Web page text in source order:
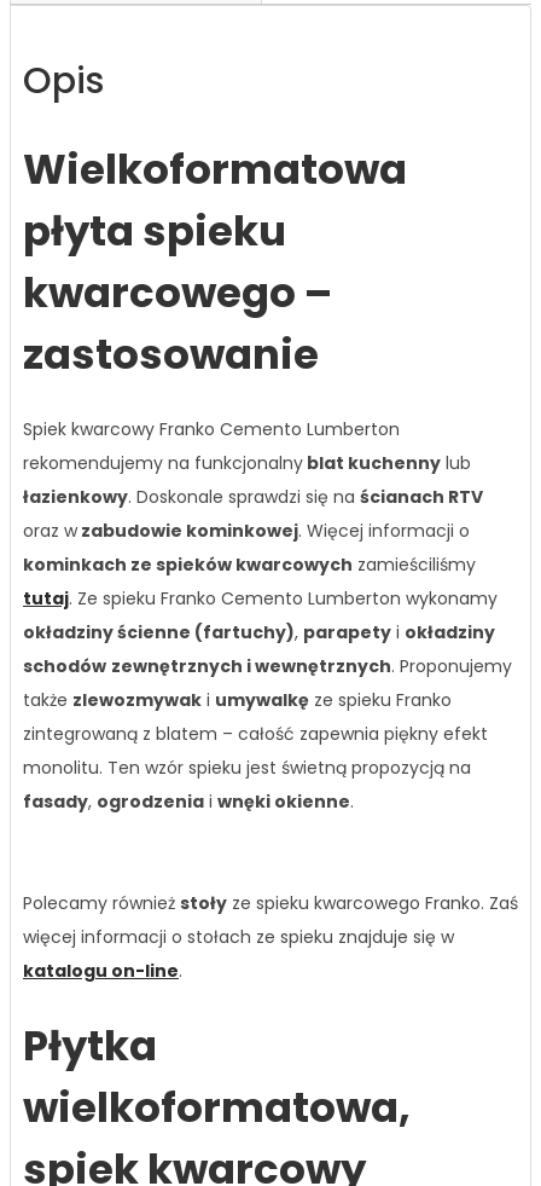
Opis
Wielkoformatowa
płyta spieku
kwarcowego –
zastosowanie
Spiek kwarcowy Franko Cemento Lumberton
rekomendujemy na funkcjonalny blat kuchenny lub
łazienkowy. Doskonale sprawdzi się na ścianach RTV
oraz wzabudowie kominkowej. Więcej informacji o
kominkach ze spieków kwarcowych zamieściliśmy
tutaj. Ze spieku Franko Cemento Lumberton wykonamy
okładziny ścienne (fartuchy), parapety i okładziny
schodów zewnętrznych i wewnętrznych. Proponujemy
także zlewozmywak i umywalkę ze spieku Franko
zintegrowaną z blatem – całość zapewnia piękny efekt
monolitu. Ten wzór spieku jest świetną propozycją na
fasady, ogrodzenia i wnęki okienne.
Polecamy również stoły ze spieku kwarcowego Franko. Zaś
więcej informacji o stołach ze spieku znajduje się w
katalogu on-line.
Płytka
wielkoformatowa,
spiek kwarcowy